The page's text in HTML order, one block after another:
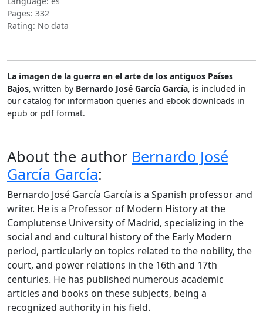
Pages: 332
Rating: No data
La imagen de la guerra en el arte de los antiguos Países
Bajos, written by Bernardo José García García, is included in
our catalog for information queries and ebook downloads in
epub or pdf format.
About the author Bernardo José
García García:
Bernardo José García García is a Spanish professor and
writer. He is a Professor of Modern History at the
Complutense University of Madrid, specializing in the
social and and cultural history of the Early Modern
period, particularly on topics related to the nobility, the
court, and power relations in the 16th and 17th
centuries. He has published numerous academic
articles and books on these subjects, being a
recognized authority in his field.